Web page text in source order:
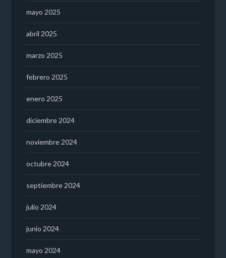
mayo 2025
abril 2025
marzo 2025
febrero 2025
enero 2025
diciembre 2024
noviembre 2024
octubre 2024
septiembre 2024
julio 2024
junio 2024
mayo 2024